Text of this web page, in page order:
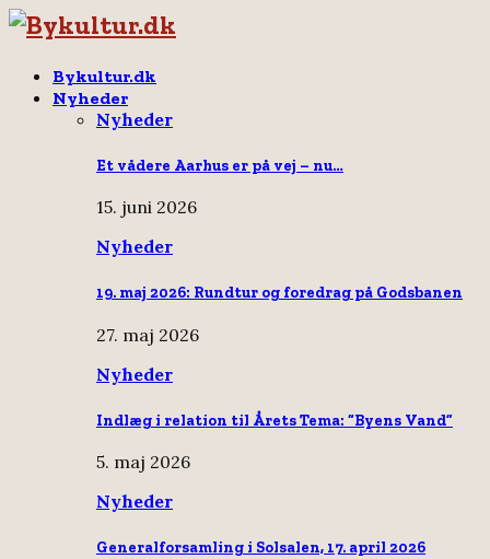
Bykultur.dk
Nyheder
Nyheder
Et vådere Aarhus er på vej – nu…
15. juni 2026
Nyheder
19. maj 2026: Rundtur og foredrag på Godsbanen
27. maj 2026
Nyheder
Indlæg i relation til Årets Tema: “Byens Vand”
5. maj 2026
Nyheder
Generalforsamling i Solsalen, 17. april 2026